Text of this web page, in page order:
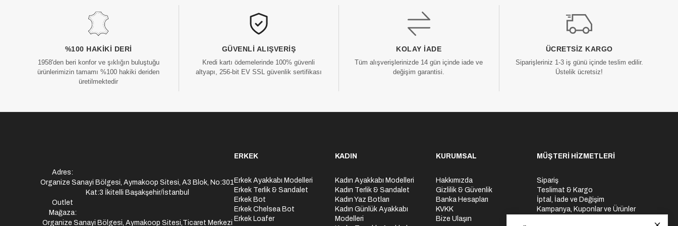
%100 HAKIKI DERI
1958'den beri konfor ve şıklığın buluştuğu
ürünlerimizin tamamı %100 hakiki deriden
üretilmektedir
GÜVENLI ALIŞVERIŞ
Kredi kartı ödemelerinde 100% güvenli
altyapı, 256-bit EV SSL güvenlik sertifikası
KOLAY İADE
Tüm alışverişlerinizde 14 gün içinde iade ve
değişim garantisi.
ÜCRETSIZ KARGO
Siparişleriniz 1-3 iş günü içinde teslim edilir.
Üstelik ücretsiz!
Adres:
Organize Sanayi Bölgesi, Aymakoop Sitesi, A3 Blok, No:301
Kat:3 İkitelli Başakşehir/İstanbul
Outlet
Mağaza:
Organize Sanayi Bölgesi, Aymakoop Sitesi,Ticaret Merkezi
ERKEK
Erkek Ayakkabı Modelleri
Erkek Terlik & Sandalet
Erkek Bot
Erkek Chelsea Bot
Erkek Loafer
KADIN
Kadın Ayakkabı Modelleri
Kadın Terlik & Sandalet
Kadın Yaz Botları
Kadın Günlük Ayakkabı
Modelleri
KURUMSAL
Hakkımızda
Gizlilik & Güvenlik
Banka Hesapları
KVKK
Bize Ulaşın
MÜŞTERİ HİZMETLERİ
Sipariş
Teslimat & Kargo
İptal, İade ve Değişim
Kampanya, Kuponlar ve Ürünler